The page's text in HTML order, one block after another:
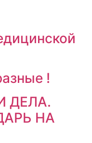
!
ДЕЛА.
НА